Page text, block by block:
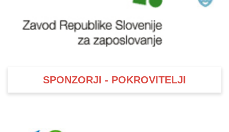
SPONZORJI - POKROVITELJI